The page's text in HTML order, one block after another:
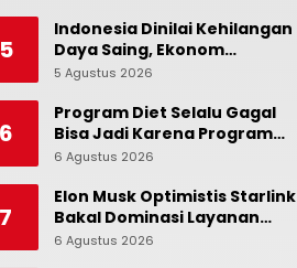
5
Indonesia Dinilai Kehilangan
Daya Saing, Ekonom
Ingatkan Pentingnya Jaga
Indonesia
5 Agustus 2026
6
Program Diet Selalu Gagal
Bisa Jadi Karena Program
Alami dalam Otak
6 Agustus 2026
7
Elon Musk Optimistis Starlink
Bakal Dominasi Layanan
Internet Global
6 Agustus 2026